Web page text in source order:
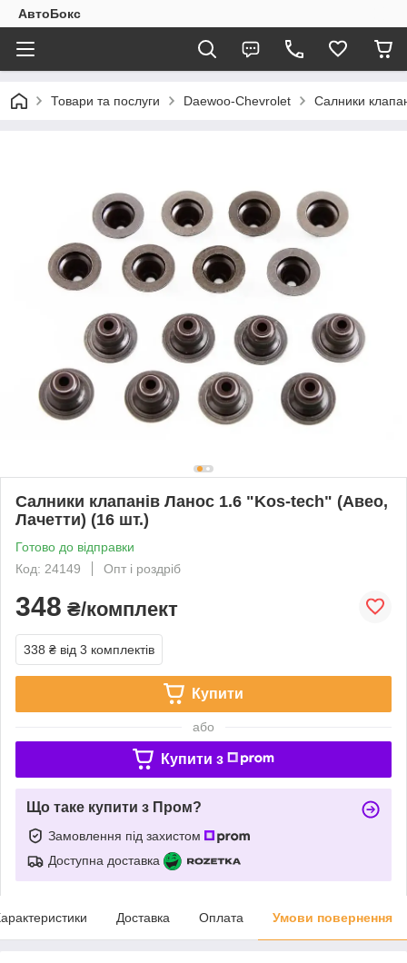
АвтоБокс
Товари та послуги Daewoo-Chevrolet Салники
Салники клапанів Ланос 1.6 "Kos-tech" (Авео,
Лачетти) (16 шт.)
Готово до відправки
Код: 24149
Опт і роздріб
348 ₴/комплект
338 ₴ від 3 комплектів
Купити
або
Купити з
Що таке купити з Пром?
Замовлення під захистом
Доступна доставка
Доставка Оплата Умови повернення